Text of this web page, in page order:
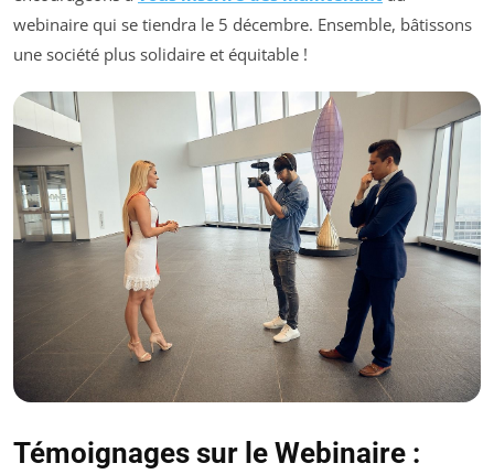
webinaire qui se tiendra le 5 décembre. Ensemble, bâtissons
une société plus solidaire et équitable !
Témoignages sur le Webinaire :